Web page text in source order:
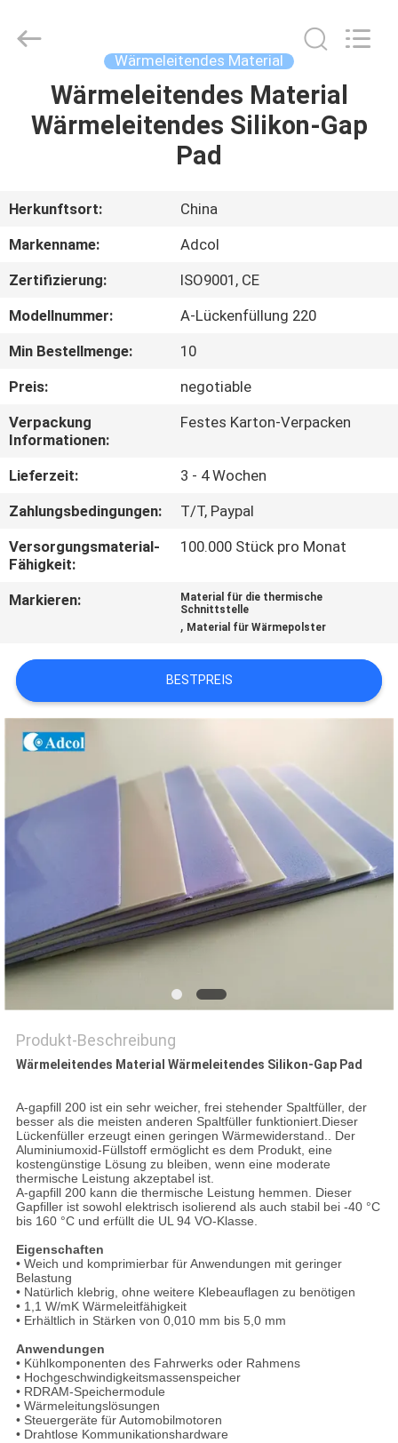
HAUS
VIDEOS
UNS
FABRIK-
AUSFLUG
QUALITÄTSKONTROLLE
US
NACHRICHTEN
SITEMAP
PRIVACY
POLICY
Wärmeleitendes Material
Wärmeleitendes Material
Wärmeleitendes Silikon-Gap
Pad
Herkunftsort:
China
Markenname:
Adcol
Zertifizierung:
ISO9001, CE
Modellnummer:
A-Lückenfüllung 220
Min Bestellmenge:
10
Preis:
negotiable
Verpackung
Informationen:
Festes Karton-Verpacken
Lieferzeit:
3 - 4 Wochen
Zahlungsbedingungen:
T/T, Paypal
Versorgungsmaterial-
Fähigkeit:
100.000 Stück pro Monat
Markieren:
Material für die thermische
Schnittstelle
, Material für Wärmepolster
BESTPREIS
Produkt-Beschreibung
Wärmeleitendes Material Wärmeleitendes Silikon-Gap Pad
A-gapfill 200 ist ein sehr weicher, frei stehender Spaltfüller, der
besser als die meisten anderen Spaltfüller funktioniert.Dieser
Lückenfüller erzeugt einen geringen Wärmewiderstand.. Der
Aluminiumoxid-Füllstoff ermöglicht es dem Produkt, eine
kostengünstige Lösung zu bleiben, wenn eine moderate
thermische Leistung akzeptabel ist.
A-gapfill 200 kann die thermische Leistung hemmen. Dieser
Gapfiller ist sowohl elektrisch isolierend als auch stabil bei -40 °C
bis 160 °C und erfüllt die UL 94 VO-Klasse.
Eigenschaften
• Weich und komprimierbar für Anwendungen mit geringer
Belastung
• Natürlich klebrig, ohne weitere Klebeauflagen zu benötigen
• 1,1 W/mK Wärmeleitfähigkeit
• Erhältlich in Stärken von 0,010 mm bis 5,0 mm
Anwendungen
• Kühlkomponenten des Fahrwerks oder Rahmens
• Hochgeschwindigkeitsmassenspeicher
• RDRAM-Speichermodule
• Wärmeleitungslösungen
• Steuergeräte für Automobilmotoren
• Drahtlose Kommunikationshardware